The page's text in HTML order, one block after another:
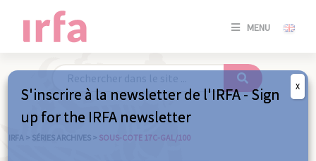
MENU
SE
IRFA > SÉRIES ARCHIVES > SOUS-COTE 17C-GAL/100
S'inscrire à la newsletter de l'IRFA - Sign
up for the IRFA newsletter
X